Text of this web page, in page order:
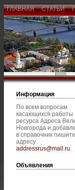
ГЛАВНАЯ СТАТЬИ
Информация
По всем вопросам
касающихся работы
ресурса Адреса
Новгорода и
в справочник
адресу
addressrus@mail.ru.
Объявления